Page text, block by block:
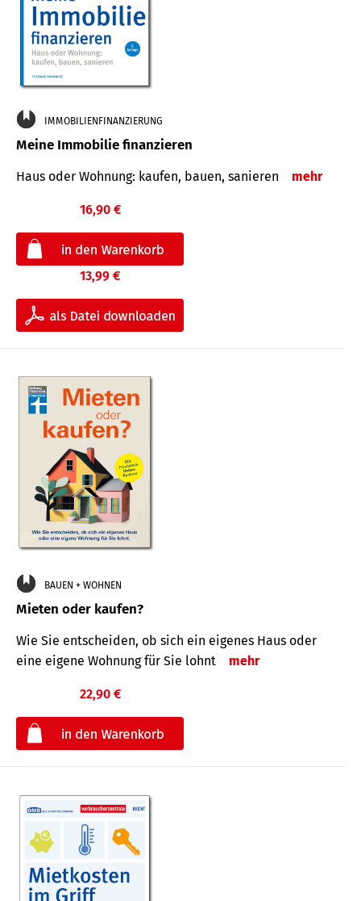
IMMOBILIENFINANZIERUNG
Meine Immobilie finanzieren
Haus oder Wohnung: kaufen, bauen, sanieren mehr
16,90 €
13,99 €
BAUEN + WOHNEN
Mieten oder kaufen?
Wie Sie entscheiden, ob sich ein eigenes Haus oder
eine eigene Wohnung für Sie lohnt
mehr
22,90 €